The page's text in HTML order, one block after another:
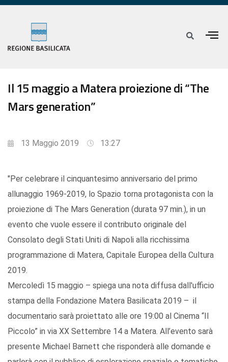
Il 15 maggio a Matera proiezione di “The
Mars generation”
13 Maggio 2019 13:27
"Per celebrare il cinquantesimo anniversario del primo
allunaggio 1969-2019, lo Spazio torna protagonista con la
proiezione di The Mars Generation (durata 97 min.), in un
evento che vuole essere il contributo originale del
Consolato degli Stati Uniti di Napoli alla ricchissima
programmazione di Matera, Capitale Europea della Cultura
2019.
Mercoledì 15 maggio – spiega una nota diffusa dall'ufficio
stampa della Fondazione Matera Basilicata 2019 – il
documentario sarà proiettato alle ore 19:00 al Cinema “Il
Piccolo” in via XX Settembre 14 a Matera. All’evento sarà
presente Michael Barnett che risponderà alle domande e